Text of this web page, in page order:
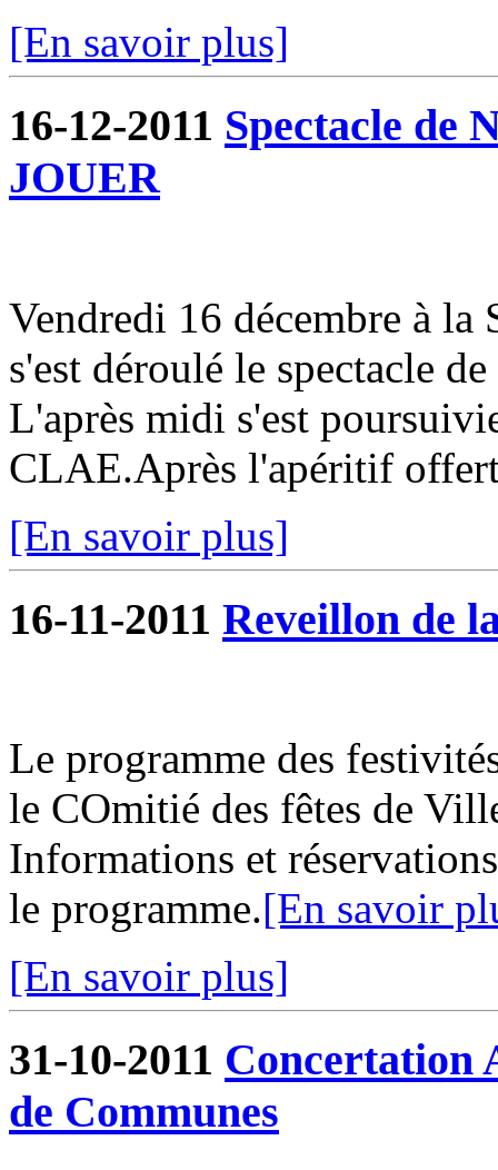
[En savoir plus]
16-12-2011 Spectacle de
JOUER
Vendredi 16 décembre à la
s'est déroulé le spectacle
L'après midi s'est
CLAE.Après l'apéritif
[En savoir plus]
16-11-2011 Reveillon de
Le programme des
le COmitié des fêtes de
Informations et
le programme.[En savoir
[En savoir plus]
31-10-2011 Concertation
de Communes